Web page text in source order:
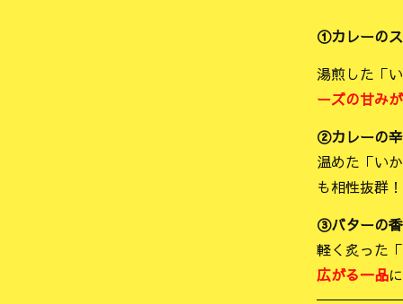
①カレーの
湯煎した「
ーズの甘み
②カレーの
温めた「い
も相性抜群
③バターの
軽く炙った
広がる一品